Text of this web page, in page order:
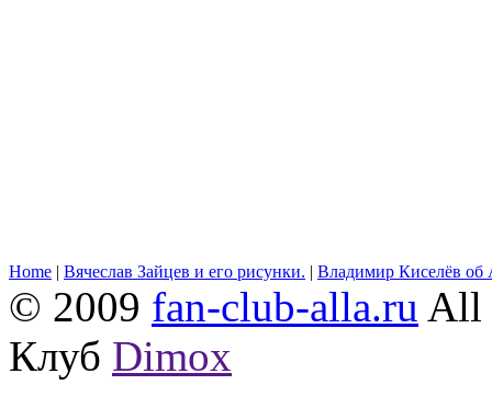
Home | Вячеслав Зайцев и его рисунки. | Владимир Киселёв об
© 2009 fan-club-alla.ru All
Клуб Dimox